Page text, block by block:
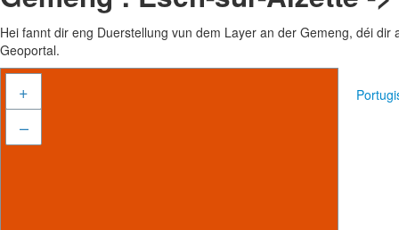
Hei fannt dir eng Duerstellung vun dem Layer an der Gemeng, déi
Geoportal.
+
–